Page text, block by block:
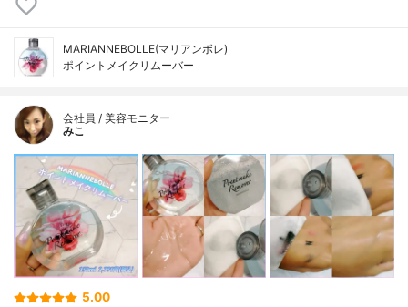
MARIANNEBOLLE(マリアンボレ)
ポイントメイクリムーバー
会社員 / 美容モニター
みこ
5.00